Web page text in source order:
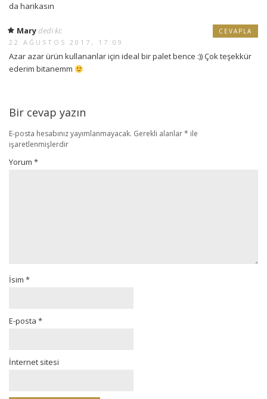
da harikasın
Mary dedi ki:
22 AĞUSTOS 2017, 17:09
Azar azar ürün kullananlar için ideal bir palet bence :)) Çok teşekkür
ederim bitanemm
CEVAPLA
Bir cevap yazın
E-posta hesabınız yayımlanmayacak. Gerekli alanlar* ile
işaretlenmişlerdir
Yorum *
İsim *
E-posta *
İnternet sitesi